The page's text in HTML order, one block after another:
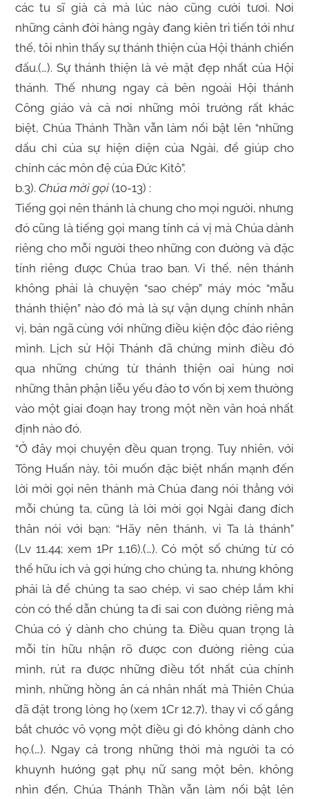
các tu sĩ già cả mà lúc nào cũng cười tươi. Nơi
những cảnh đời hàng ngày đang kiên trì tiến tới như
thế, tôi nhìn thấy sự thánh thiện của Hội thánh chiến
đấu.(…). Sự thánh thiện là vẻ mặt đẹp nhất của Hội
thánh. Thế nhưng ngay cả bên ngoài Hội thánh
Công giáo và cả nơi những môi trường rất khác
biệt, Chúa Thánh Thần vẫn làm nổi bật lên “những
dấu chỉ của sự hiện diện của Ngài, để giúp cho
chính các môn đệ của Đức Kitô”.
b.3). Chúa mời gọi(10-13) :
Tiếng gọi nên thánh là chung cho mọi người, nhưng
đó cũng là tiếng gọi mang tính cá vị mà Chúa dành
riêng cho mỗi người theo những con đường và đặc
tính riêng được Chúa trao ban. Vì thế, nên thánh
không phải là chuyện “sao chép” máy móc “mẫu
thánh thiện” nào đó mà là sự vận dụng chính nhân
vị, bản ngã cùng với những điều kiện độc đáo riêng
mình. Lịch sử Hội Thánh đã chứng minh điều đó
qua những chứng từ thánh thiện oai hùng nơi
những thân phận liễu yếu đào tơ vốn bị xem thường
vào một giai đoạn hay trong một nền văn hoá nhất
định nào đó.
“Ở đây mọi chuyện đều quan trọng. Tuy nhiên, với
Tông Huấn này, tôi muốn đặc biệt nhấn mạnh đến
lời mời gọi nên thánh mà Chúa đang nói thẳng với
mỗi chúng ta, cũng là lời mời gọi Ngài đang đích
thân nói với bạn: “Hãy nên thánh, vì Ta là thánh”
(Lv 11,44; xem 1Pr 1,16).(…). Có một số chứng từ có
thể hữu ích và gợi hứng cho chúng ta, nhưng không
phải là để chúng ta sao chép, vì sao chép lắm khi
còn có thể dẫn chúng ta đi sai con đường riêng mà
Chúa có ý dành cho chúng ta. Điều quan trọng là
mỗi tín hữu nhận rõ được con đường riêng của
mình, rút ra được những điều tốt nhất của chính
mình, những hồng ân cá nhân nhất mà Thiên Chúa
đã đặt trong lòng họ (xem 1Cr 12,7), thay vì cố gắng
bắt chước vô vọng một điều gì đó không dành cho
họ.(…). Ngay cả trong những thời mà người ta có
khuynh hướng gạt phụ nữ sang một bên, không
nhìn đến, Chúa Thánh Thần vẫn làm nổi bật lên